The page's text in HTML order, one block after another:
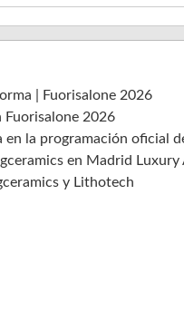
| Fuorisalone 2026
Fuorisalone 2026
la programación oficial
en Madrid Luxury
y Lithotech